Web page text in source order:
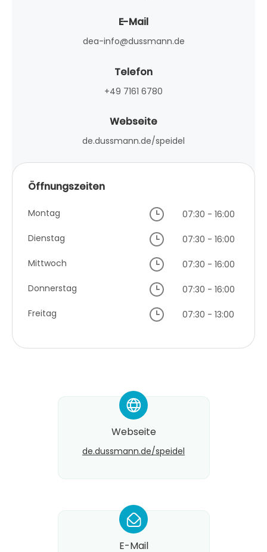
E-Mail
dea-info@dussmann.de
Telefon
+49 7161 6780
Webseite
de.dussmann.de/speidel
Öffnungszeiten
Montag
07:30 - 16:00
Dienstag
07:30 - 16:00
Mittwoch
07:30 - 16:00
Donnerstag
07:30 - 16:00
Freitag
07:30 - 13:00
*
Webseite
de.dussmann.de/speidel
*
E-Mail